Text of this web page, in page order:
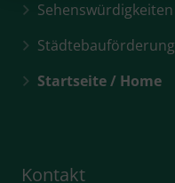
Sehenswürdigkeiten
Städtebauförderung
Startseite / Home
Kontakt